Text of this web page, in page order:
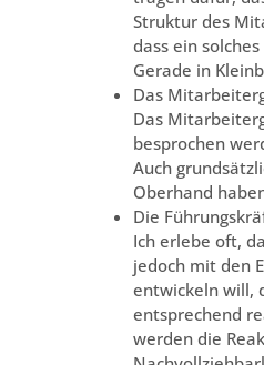
Struktur des
dass ein
Gerade in
Das
Das
besprochen
Auch
Oberhand
Die
Ich erlebe oft,
jedoch mit den
entwickeln will,
entsprechend
werden die